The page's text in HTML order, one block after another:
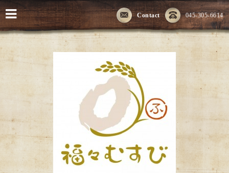
045-305-6614
Contact